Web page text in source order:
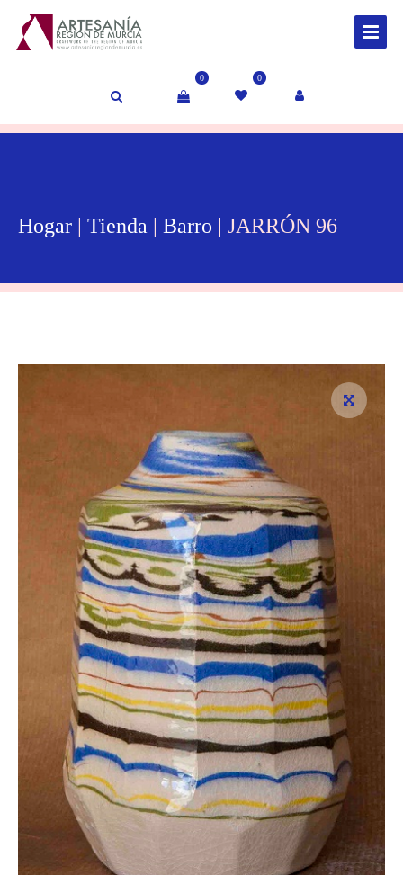
0 0
Hogar Tienda Barro | JARRÓN 96